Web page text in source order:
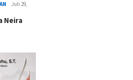
Juli 29,
Neira